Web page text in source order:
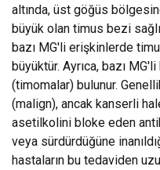
altında, üst göğüs
büyük olan timus bezi
bazı MG'li erişkinlerde
büyüktür. Ayrıca, bazı
(timomalar) bulunur.
(malign), ancak kanserli
asetilkolini bloke eden
veya sürdürdüğüne
hastaların bu tedaviden